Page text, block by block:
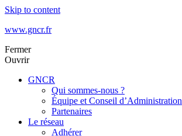
Skip to content
www.gncr.fr
Fermer
Ouvrir
GNCR
Qui sommes-nous ?
Équipe et Conseil d’Administration
Partenaires
Le réseau
Adhérer